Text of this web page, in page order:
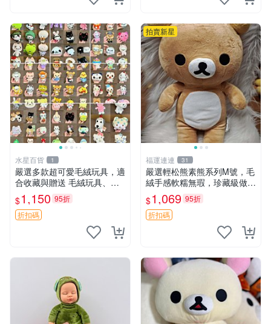
水星百貨 1
嚴選多款超可愛毛絨玩具，適
合收藏與贈送 毛絨玩具、抱
枕、公仔
$1,150 95折
折扣碼
拍賣新星
福運連連 31
嚴選輕松熊素熊系列M號，毛
絨手感軟糯無瑕，珍藏級做工
推薦收藏，尺寸35cm清晰可
見。中古毛絨、收藏精品、毛
絨玩具
$1,069 95折
折扣碼